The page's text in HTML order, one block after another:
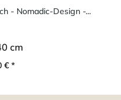
- Nomadic-Design -...
cm
€ *